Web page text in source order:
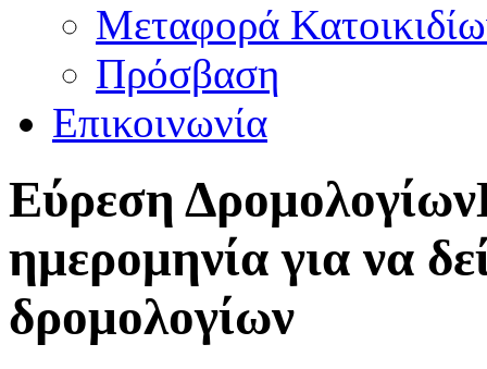
Μεταφορά
Πρόσβαση
Επικοινωνία
Εύρεση Δρομολογίων
ημερομηνία για να
δρομολογίων